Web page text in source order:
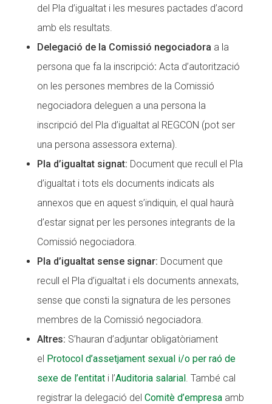
del Pla d’igualtat i les mesures pactades d’acord
amb els resultats.
Delegació de la Comissió negociadora a la
persona que fa la inscripció: Acta d’autorització
on les persones membres de la Comissió
negociadora deleguen a una persona la
inscripció del Pla d’igualtat al REGCON (pot ser
una persona assessora externa).
Pla d’igualtat signat: Document que recull el Pla
d’igualtat i tots els documents indicats als
annexos que en aquest s’indiquin, el qual haurà
d’estar signat per les persones integrants de la
Comissió negociadora.
Pla d’igualtat sense signar: Document que
recull el Pla d’igualtat i els documents annexats,
sense que consti la signatura de les persones
membres de la Comissió negociadora.
Altres: S’hauran d’adjuntar obligatòriament
el Protocol d’assetjament sexual i/o per raó de
sexe de l’entitat i l’Auditoria salarial. També cal
registrar la delegació del Comitè d’empresaamb